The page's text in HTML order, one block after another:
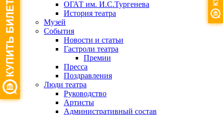
ОГАТ им. И.С.Тургенева
История театра
Музей
События
Новости и статьи
Гастроли театра
Премии
Пресса
Поздравления
Люди театра
Руководство
Артисты
Административный состав